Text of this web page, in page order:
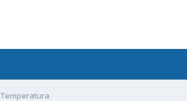
Temperatura